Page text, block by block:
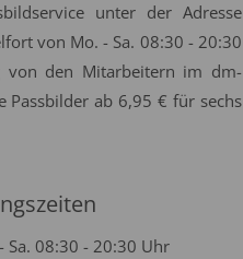
unter der Adresse
von Mo. - Sa. 08:30 - 20:30
von den Mitarbeitern im dm-
ab 6,95 € für sechs
Sa. 08:30 - 20:30 Uhr